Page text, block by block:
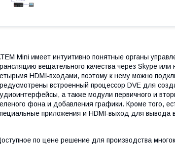
Mini имеет интуитивно понятные органы
вещательного качества через Skype
HDMI-входами, поэтому к нему можно
встроенный процессор DVE для
а также модули первичного и
фона и добавления графики. Кроме того,
приложения и HDMI-выход для вывода
по цене решение для производства